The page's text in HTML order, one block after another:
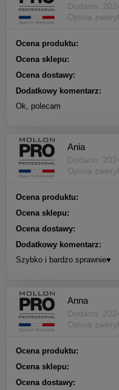
Dodano:
Opinia
Ocena produktu:
Ocena sklepu:
Ocena dostawy:
Dodatkowy komentarz:
Ok, polecam
Ania
Dodano:
Opinia
Ocena produktu:
Ocena sklepu:
Ocena dostawy:
Dodatkowy komentarz:
Szybko i bardzo sprawnie♥️
Anna
Dodano:
Opinia
Ocena produktu:
Ocena sklepu:
Ocena dostawy: